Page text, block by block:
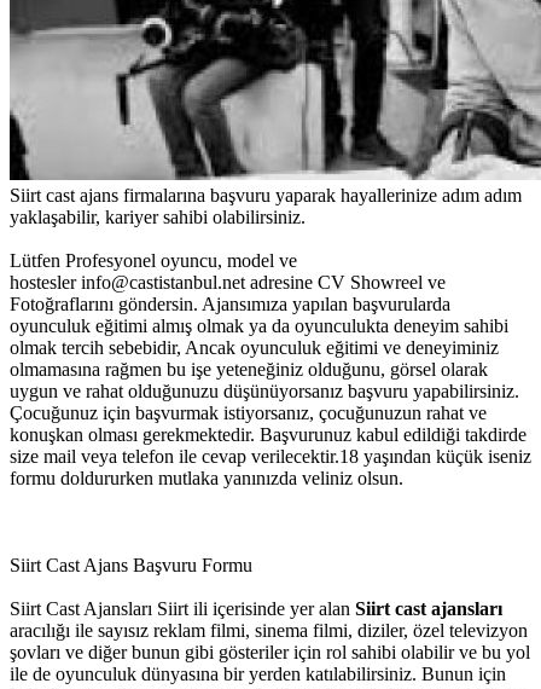
Siirt cast ajans firmalarına başvuru yaparak hayallerinize adım adım
yaklaşabilir, kariyer sahibi olabilirsiniz.
Lütfen Profesyonel oyuncu, model ve
hosteslerinfo@castistanbul.net adresine CV Showreel ve
Fotoğraflarını göndersin. Ajansımıza yapılan başvurularda
oyunculuk eğitimi almış olmak ya da oyunculukta deneyim sahibi
olmak tercih sebebidir, Ancak oyunculuk eğitimi ve deneyiminiz
olmamasına rağmen bu işe yeteneğiniz olduğunu, görsel olarak
uygun ve rahat olduğunuzu düşünüyorsanız başvuru yapabilirsiniz.
Çocuğunuz için başvurmak istiyorsanız, çocuğunuzun rahat ve
konuşkan olması gerekmektedir. Başvurunuz kabul edildiği takdirde
size mail veya telefon ile cevap verilecektir.18 yaşından küçük iseniz
formu doldururken mutlaka yanınızda veliniz olsun.
Siirt Cast Ajans Başvuru Formu
Siirt Cast Ajansları Siirt ili içerisinde yer alan Siirt cast ajansları
aracılığı ile sayısız reklam filmi, sinema filmi, diziler, özel televizyon
şovları ve diğer bunun gibi gösteriler için rol sahibi olabilir ve bu yol
ile de oyunculuk dünyasına bir yerden katılabilirsiniz. Bunun için